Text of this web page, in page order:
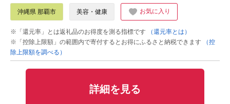
沖縄県 那覇市 美容・健康 お気に入り
※「還元率」とは返礼品のお得度を測る指標です
（還元率とは）
※「控除上限額」の範囲内で寄付するとお得にふるさと納税できます
（控
除上限額を調べる）
詳細を見る